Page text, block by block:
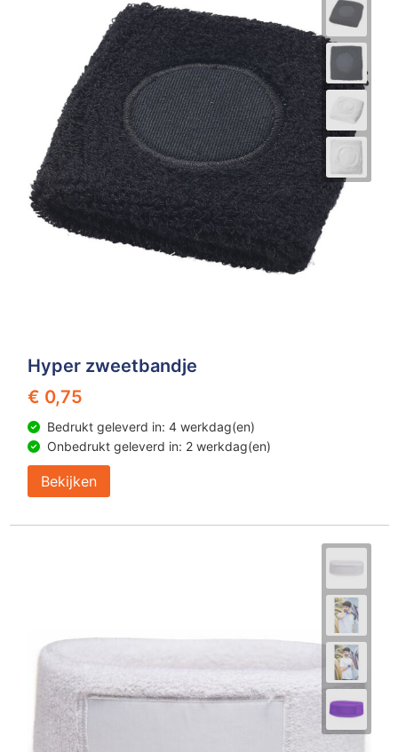
Hyper zweetbandje
€ 0,75
Bedrukt geleverd in: 4 werkdag(en)
Onbedrukt geleverd in: 2 werkdag(en)
Bekijken